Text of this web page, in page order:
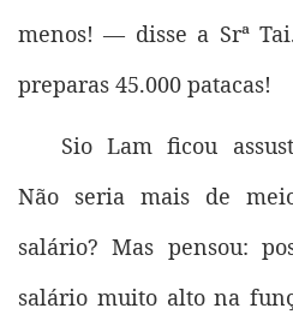
menos! — disse a Srª
preparas 45.000 patacas!
Sio Lam ficou
Não seria mais de
salário? Mas pensou:
salário muito alto na